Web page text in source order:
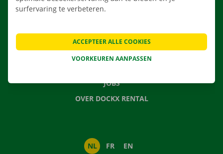
VEELGESTELDE VRAGEN
NIEUWS
JOBS
OVER DOCKX RENTAL
NL FR EN
surfervaring te verbeteren.
VOORKEUREN AANPASSEN
ACCEPTEER ALLE COOKIES